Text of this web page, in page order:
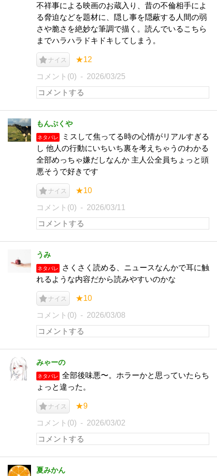
不祥事による映画のお蔵入り、昔の不倫相手によ
る脅迫などを題材に、隠し事を隠蔽する人間の弱
さや脆さを絶妙な筆調で描く。読んでいるこちら
までハラハラドキドキしてしまう。
ナイス ★12
コメント(0) 2026/03/25
もんぷくや
ネタバレ
ミスして焦ってる時の心情がリアルすぎる
し 他人の行動にいちいち裏を考えちゃうのわかる
全部めっちゃ嫌だしなんか 主人公全員ちょっと頭
悪そうで好きです
ナイス ★10
コメント(0) 2026/03/11
うみ
ネタバレ
さくさく読める、ニュースなんかで耳に触
れるような内容だから読みやすいのかな
ナイス ★10
コメント(0) 2026/03/08
みゃーの
ネタバレ
全部後味悪〜。ホラーかと思っていたらち
ょっと違った。
ナイス ★9
コメント(0) 2026/03/02
夏みかん